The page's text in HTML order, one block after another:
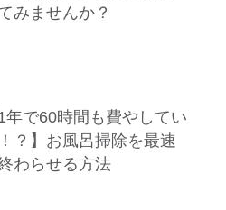
みませんか？
1年で60時間も費やしてい
？】お風呂掃除を最速
わらせる方法